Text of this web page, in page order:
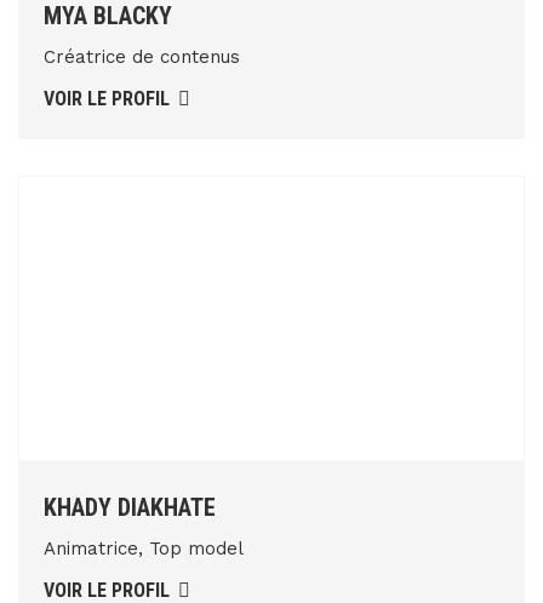
MYA BLACKY
Créatrice de contenus
VOIR LE PROFIL
KHADY DIAKHATE
Animatrice, Top model
VOIR LE PROFIL